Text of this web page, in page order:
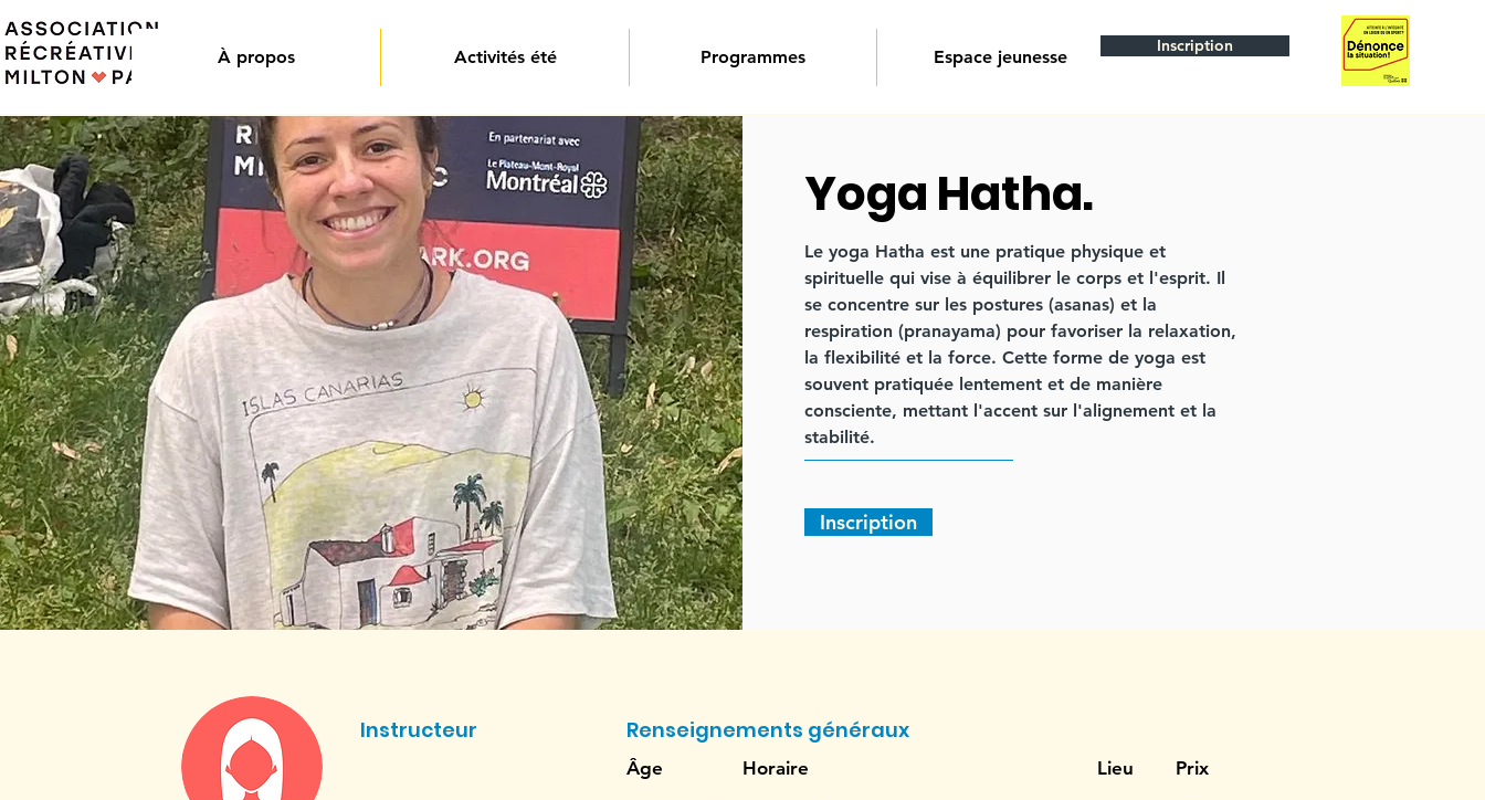
À propos Activités été Programmes Espace jeunesse
Inscription
Yoga Hatha.
Le yoga Hatha est une pratique physique et
spirituelle qui vise à équilibrer le corps et l'esprit. Il
se concentre sur les postures (asanas) et la
respiration (pranayama) pour favoriser la relaxation,
la flexibilité et la force. Cette forme de yoga est
souvent pratiquée lentement et de manière
consciente, mettant l'accent sur l'alignement et la
stabilité.
Inscription
Instructeur Renseignements généraux
Âge Horaire Lieu Prix